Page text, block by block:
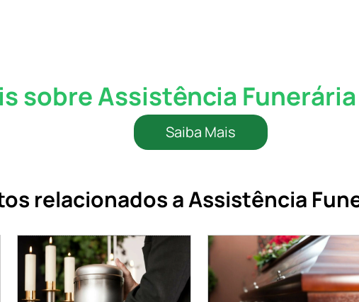
sobre Assistência
Saiba Mais
relacionados a Assistência